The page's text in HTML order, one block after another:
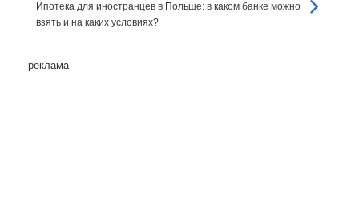
Ипотека для иностранцев в Польше: в каком банке можно
взять и на каких условиях?
реклама